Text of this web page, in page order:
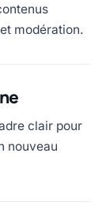
modération.
clair pour
nouveau